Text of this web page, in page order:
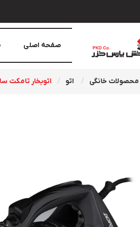
صفحه اصلی
محصولات خانگی اتو اتوبخار تامکت